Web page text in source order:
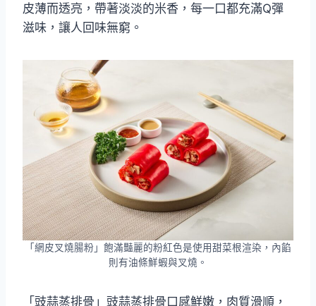
皮薄而透亮，帶著淡淡的米香，每一口都充滿Q彈
滋味，讓人回味無窮。
「網皮叉燒腸粉」飽滿豔麗的粉紅色是使用甜菜根渲染，內餡
則有油條鮮蝦與叉燒。
「豉蒜蒸排骨」豉蒜蒸排骨口感鮮嫩，肉質滑順，